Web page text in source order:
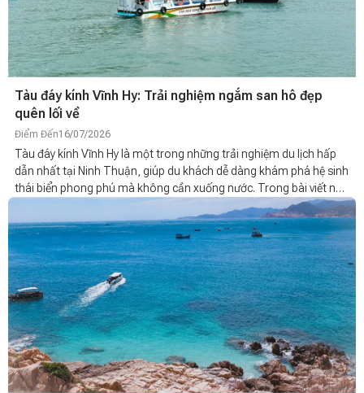
Tàu đáy kính Vĩnh Hy: Trải nghiệm ngắm san hô đẹp
quên lối về
Điểm Đến16/07/2026
Tàu đáy kính Vĩnh Hy là một trong những trải nghiệm du lịch hấp
dẫn nhất tại Ninh Thuận, giúp du khách dễ dàng khám phá hệ sinh
thái biển phong phú mà không cần xuống nước. Trong bài viết này,
hãy cùng tìm hiểu kinh nghiệm đi tàu đáy kính, giá vé, cũng như
những địa điểm lưu trú tại đây.